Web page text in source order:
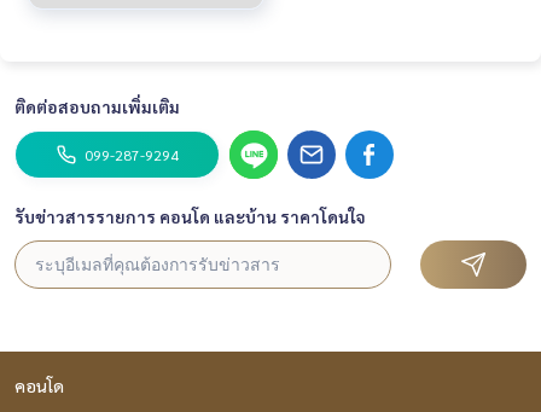
ติดต่อสอบถามเพิ่มเติม
099-287-9294
รับข่าวสารรายการ คอนโด และบ้าน ราคาโดนใจ
คอนโด